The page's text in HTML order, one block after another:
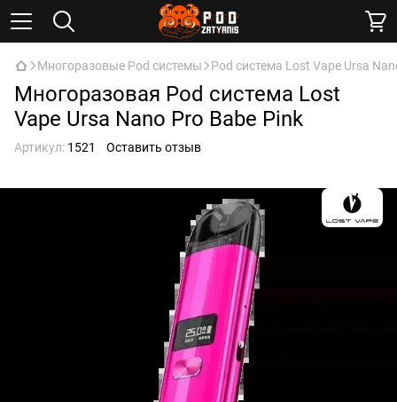
Многоразовые Pod системы Pod система Lost Vape Ursa
Многоразовая Pod система Lost
Vape Ursa Nano Pro Babe Pink
Артикул: 1521 Оставить отзыв